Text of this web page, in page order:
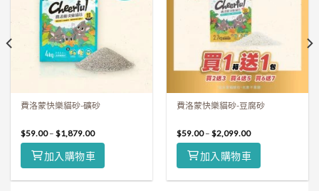
費洛蒙快樂貓砂-礦砂
$59.00–$1,879.00
加入購物車
費洛蒙快樂貓砂-豆腐砂
$59.00–$2,099.00
加入購物車